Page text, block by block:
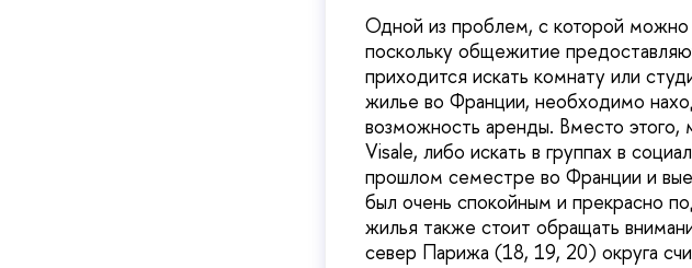
Одной из проблем, с которой можно
поскольку общежитие
приходится искать комнату или
жилье во Франции, необходимо
возможность аренды. Вместо этого,
Visale, либо искать в группах в
прошлом семестре во Франции и
был очень спокойным и прекрасно
жилья также стоит обращать
север Парижа (18, 19, 20) округа